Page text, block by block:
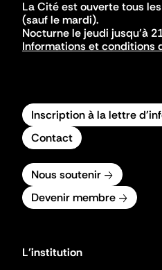
La Cité est ouverte tous
(sauf le mardi).
Nocturne le jeudi jusqu'à
Informations et conditions
Inscription à la lettre
Contact
Nous soutenir
Devenir membre
L'institution